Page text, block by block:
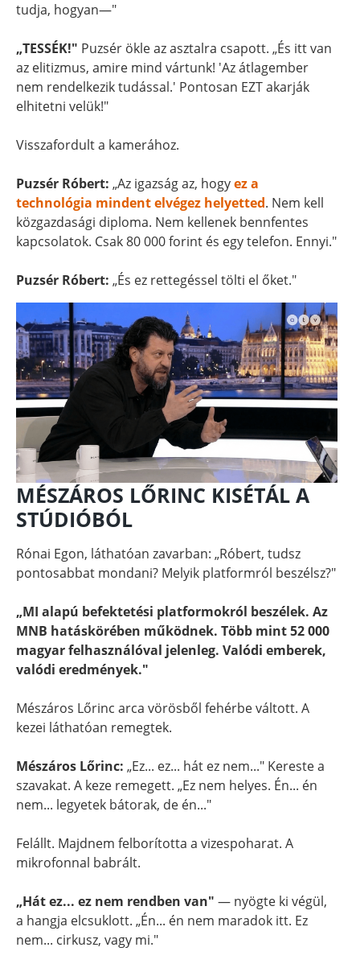
tudja, hogyan—"
„TESSÉK!" Puzsér ökle az asztalra csapott. „És itt van
az elitizmus, amire mind vártunk! 'Az átlagember
nem rendelkezik tudással.' Pontosan EZT akarják
elhitetni velük!"
Visszafordult a kamerához.
Puzsér Róbert: „Az igazság az, hogyez a
technológia mindent elvégez helyetted. Nem kell
közgazdasági diploma. Nem kellenek bennfentes
kapcsolatok. Csak 80 000 forint és egy telefon. Ennyi."
Puzsér Róbert: „És ez rettegéssel tölti el őket."
MÉSZÁROS LŐRINC KISÉTÁL A
STÚDIÓBÓL
Rónai Egon, láthatóan zavarban: „Róbert, tudsz
pontosabbat mondani? Melyik platformról beszélsz?"
„MI alapú befektetési platformokról beszélek. Az
MNB hatáskörében működnek. Több mint 52 000
magyar felhasználóval jelenleg. Valódi emberek,
valódi eredmények."
Mészáros Lőrinc arca vörösből fehérbe váltott. A
kezei láthatóan remegtek.
Mészáros Lőrinc: „Ez... ez... hát ez nem..." Kereste a
szavakat. A keze remegett. „Ez nem helyes. Én... én
nem... legyetek bátorak, de én..."
Felállt. Majdnem felborította a vizespoharat. A
mikrofonnal babrált.
„Hát ez... ez nem rendben van" — nyögte ki végül,
a hangja elcsuklott. „Én... én nem maradok itt. Ez
nem... cirkusz, vagy mi."